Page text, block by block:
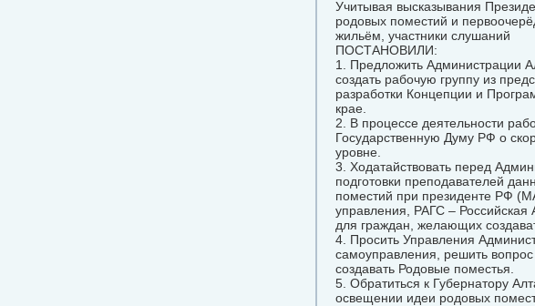
Учитывая высказывания
родовых поместий и
жильём, участники слушаний
ПОСТАНОВИЛИ:
1. Предложить Администрации
создать рабочую группу из
разработки Концепции и
крае.
2. В процессе деятельности
Государственную Думу РФ о
уровне.
3. Ходатайствовать перед
подготовки преподавателей
поместий при президенте РФ
управления, РАГС – Российская
для граждан, желающих
4. Просить Управления
самоуправления, решить
создавать Родовые поместья.
5. Обратиться к Губернатору
освещении идеи родовых